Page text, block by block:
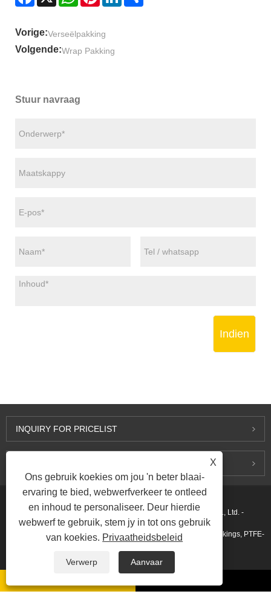
Vorige:Verseëlpakking
Volgende:Wrap Pakking
Stuur navraag
Indien
INQUIRY FOR PRICELIST
Kopiereg © 2015-2026 Ningbo Kaxite Sealing Materials Co., Ltd. -
Spiraalwondpakkings, uitgebreide grafietpakkings, ringgewrigpakkings, PTFE-
pakkings - Alle regte voorbehou.
X
Ons gebruik koekies om jou 'n beter blaai-
ervaring te bied, webwerfverkeer te ontleed
en inhoud te personaliseer. Deur hierdie
webwerf te gebruik, stem jy in tot ons gebruik
van koekies. Privaatheidsbeleid
Verwerp Aanvaar